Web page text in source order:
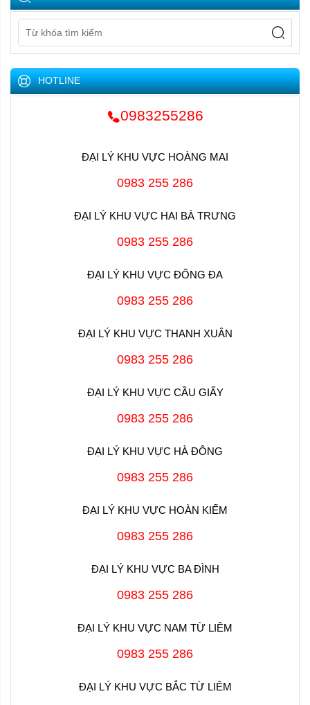
HOTLINE
0983255286
ĐẠI LÝ KHU VỰC HOÀNG MAI
0983 255 286
ĐẠI LÝ KHU VỰC HAI BÀ TRƯNG
0983 255 286
ĐẠI LÝ KHU VỰC ĐỐNG ĐA
0983 255 286
ĐẠI LÝ KHU VỰC THANH XUÂN
0983 255 286
ĐẠI LÝ KHU VỰC CẦU GIẤY
0983 255 286
ĐẠI LÝ KHU VỰC HÀ ĐÔNG
0983 255 286
ĐẠI LÝ KHU VỰC HOÀN KIẾM
0983 255 286
ĐẠI LÝ KHU VỰC BA ĐÌNH
0983 255 286
ĐẠI LÝ KHU VỰC NAM TỪ LIÊM
0983 255 286
ĐẠI LÝ KHU VỰC BẮC TỪ LIÊM